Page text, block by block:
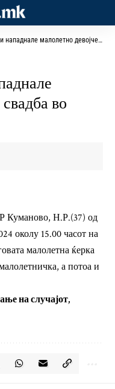
малолетно девојче на свадба во Куманово
во
Куманово, Н.Р.(37) од
околу 15.00 часот на
малолетна ќерка
а потоа и
на случајот,